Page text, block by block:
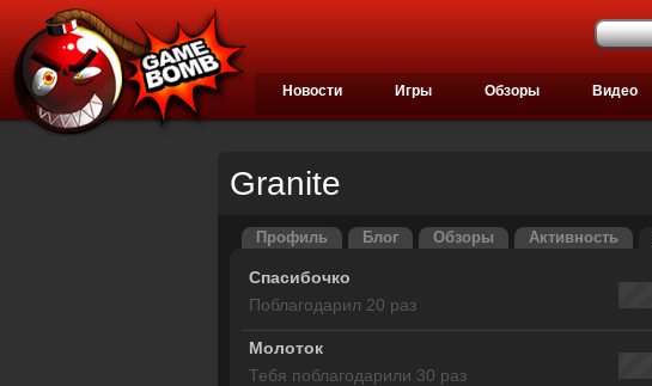
Новости Игры Обзоры Видео
Granite
Профиль Блог Обзоры Активность
Спасибочко
Поблагодарил 20 раз
Молоток
Тебя поблагодарили 30 раз